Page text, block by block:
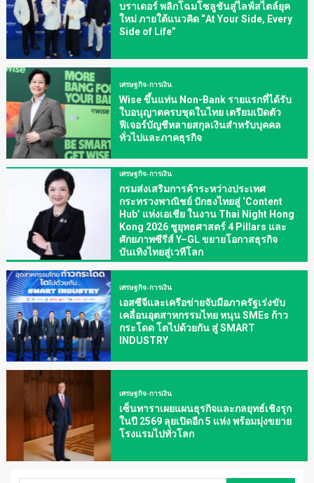
บราเดอร์ พลิกโฉมโซลูชันสู่ไลฟ์สไตล์ยุค
ใหม่ ภายใต้แนวคิด “At Your Side, Every
Side of Life”
เศรษฐกิจ-การเงิน
Wise ขึ้นแท่น Non-Bank รายแรกที่ได้รับ
ใบอนุญาตครบชุดในไทย เตรียมเปิดตัว
ฟีเจอร์บัญชีหลายสกุลเงินสำหรับบุคคล
ทั่วไปและภาคธุรกิจ
เศรษฐกิจ-การเงิน
กรมส่งเสริมการค้าระหว่างประเทศ
กระทรวงพาณิชย์ ปักธงไทยสู่ ‘Content
Hub’ แห่งเอเชีย ในงาน Thai Night Hong
Kong 2026 ชูยุทธศาสตร์ 4 Pillars และ
ศักยภาพซีรีส์ Y–GL ขยายโอกาสธุรกิจ
บันเทิงไทยสู่เวทีโลก
เศรษฐกิจ-การเงิน
เอสซีจีและเครือข่ายจับมือภาครัฐเร่งขับ
เคลื่อนอุตสาหกรรมไทย หนุน SMEs ก้าว
กระโดด โตไปด้วยกัน สู่ SMART
INDUSTRY
เศรษฐกิจ-การเงิน
เซ็นทาราเผยแผนธุรกิจและกลยุทธ์เชิงรุก
ในปี 2569 ลุยเปิดอีก 5 แห่ง พร้อมมุ่งขยาย
โรงแรมไปทั่วโลก